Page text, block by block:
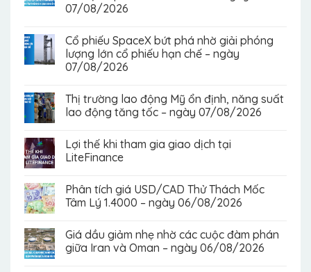
07/08/2026
Cổ phiếu SpaceX bứt phá nhờ giải phóng
lượng lớn cổ phiếu hạn chế – ngày
07/08/2026
Thị trường lao động Mỹ ổn định, năng suất
lao động tăng tốc – ngày 07/08/2026
Lợi thế khi tham gia giao dịch tại
LiteFinance
Phân tích giá USD/CAD Thử Thách Mốc
Tâm Lý 1.4000 – ngày 06/08/2026
Giá dầu giảm nhẹ nhờ các cuộc đàm phán
giữa Iran và Oman – ngày 06/08/2026